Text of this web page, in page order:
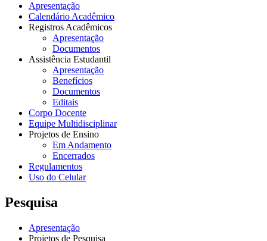
Apresentação
Calendário Acadêmico
Registros Acadêmicos
Apresentação
Documentos
Assistência Estudantil
Apresentação
Benefícios
Documentos
Editais
Corpo Docente
Equipe Multidisciplinar
Projetos de Ensino
Em Andamento
Encerrados
Regulamentos
Uso do Celular
Pesquisa
Apresentação
Projetos de Pesquisa